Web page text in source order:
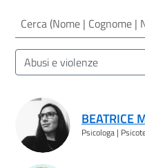
Cerca (Nome | Cognome | N.
Area/Target (Area
Abusi e violenze
Risultati
BEATRICE
Psicologa |